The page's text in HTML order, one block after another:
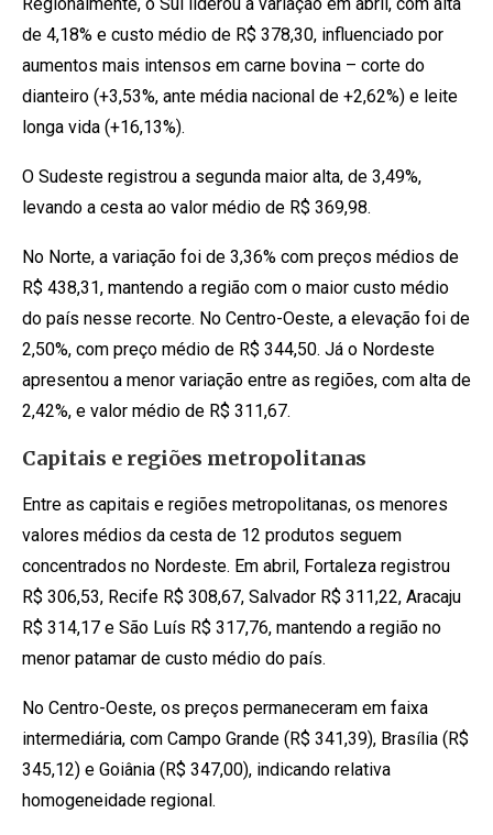
de 4,18% e custo médio de R$ 378,30, influenciado por
aumentos mais intensos em carne bovina – corte do
dianteiro (+3,53%, ante média nacional de +2,62%) e leite
longa vida (+16,13%).
O Sudeste registrou a segunda maior alta, de 3,49%,
levando a cesta ao valor médio de R$ 369,98.
No Norte, a variação foi de 3,36% com preços médios de
R$ 438,31, mantendo a região com o maior custo médio
do país nesse recorte. No Centro-Oeste, a elevação foi de
2,50%, com preço médio de R$ 344,50. Já o Nordeste
apresentou a menor variação entre as regiões, com alta de
2,42%, e valor médio de R$ 311,67.
Capitais e regiões metropolitanas
Entre as capitais e regiões metropolitanas, os menores
valores médios da cesta de 12 produtos seguem
concentrados no Nordeste. Em abril, Fortaleza registrou
R$ 306,53, Recife R$ 308,67, Salvador R$ 311,22, Aracaju
R$ 314,17 e São Luís R$ 317,76, mantendo a região no
menor patamar de custo médio do país.
No Centro-Oeste, os preços permaneceram em faixa
intermediária, com Campo Grande (R$ 341,39), Brasília (R$
345,12) e Goiânia (R$ 347,00), indicando relativa
homogeneidade regional.